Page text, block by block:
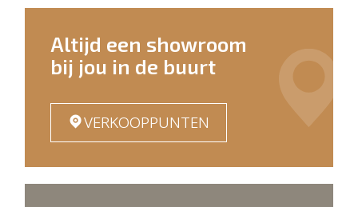
Altijd een showroom
bij jou in de buurt
VERKOOPPUNTEN